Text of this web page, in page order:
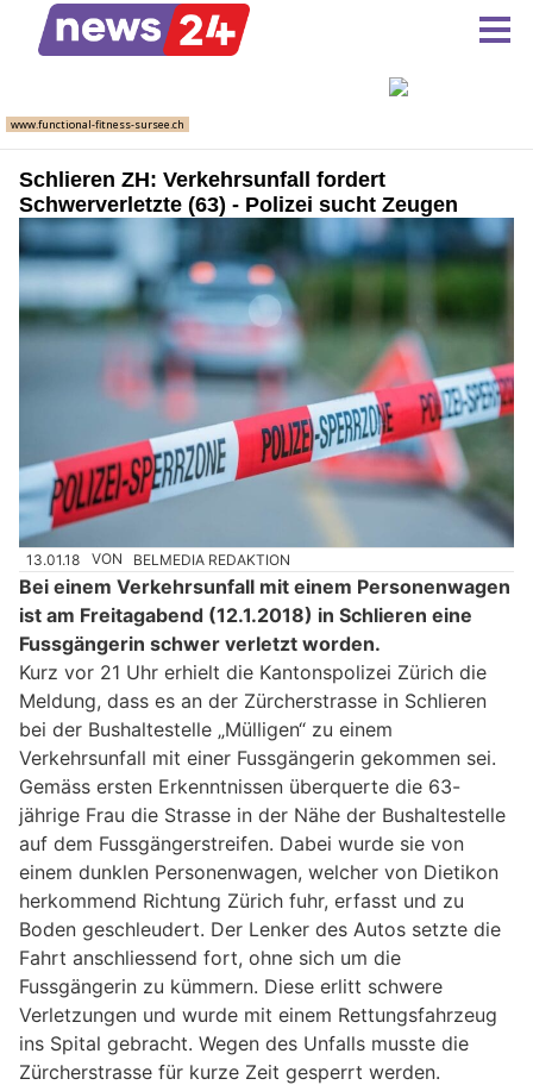
Schlieren ZH: Verkehrsunfall fordert
Schwerverletzte (63) - Polizei sucht Zeugen
13.01.18 VON BELMEDIA REDAKTION
Bei einem Verkehrsunfall mit einem Personenwagen
ist am Freitagabend (12.1.2018) in Schlieren eine
Fussgängerin schwer verletzt worden.
Kurz vor 21 Uhr erhielt die Kantonspolizei Zürich die
Meldung, dass es an der Zürcherstrasse in Schlieren
bei der Bushaltestelle „Mülligen“ zu einem
Verkehrsunfall mit einer Fussgängerin gekommen sei.
Gemäss ersten Erkenntnissen überquerte die 63-
jährige Frau die Strasse in der Nähe der Bushaltestelle
auf dem Fussgängerstreifen. Dabei wurde sie von
einem dunklen Personenwagen, welcher von Dietikon
herkommend Richtung Zürich fuhr, erfasst und zu
Boden geschleudert. Der Lenker des Autos setzte die
Fahrt anschliessend fort, ohne sich um die
Fussgängerin zu kümmern. Diese erlitt schwere
Verletzungen und wurde mit einem Rettungsfahrzeug
ins Spital gebracht. Wegen des Unfalls musste die
Zürcherstrasse für kurze Zeit gesperrt werden.